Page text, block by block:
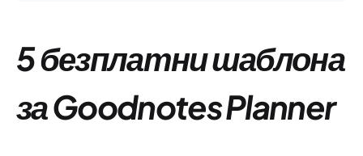
5 безплатни шаблона
за Goodnotes Planner